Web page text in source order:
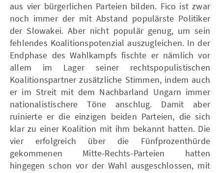
aus vier bürgerlichen Parteien bilden. Fico ist zwar
noch immer der mit Abstand populärste Politiker
der Slowakei. Aber nicht populär genug, um sein
fehlendes Koalitionspotenzial auszugleichen. In der
Endphase des Wahlkampfs fischte er nämlich vor
allem im Lager seiner rechtspopulistischen
Koalitionspartner zusätzliche Stimmen, indem auch
er im Streit mit dem Nachbarland Ungarn immer
nationalistischere Töne anschlug. Damit aber
ruinierte er die einzigen beiden Parteien, die sich
klar zu einer Koalition mit ihm bekannt hatten. Die
vier erfolgreich über die Fünfprozenthürde
gekommenen Mitte-Rechts-Parteien hatten
hingegen schon vor der Wahl ausgeschlossen, mit